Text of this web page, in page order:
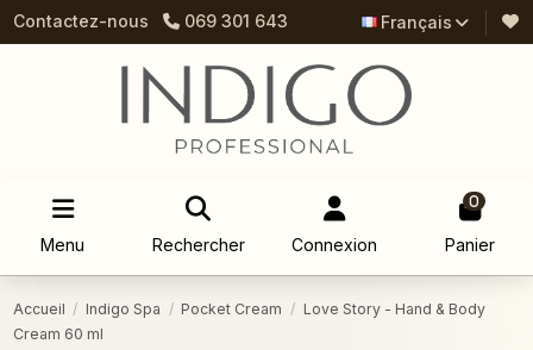
Contactez-nous 069 301 643 Français
Menu Rechercher Connexion
0
Panier
Accueil Indigo Spa Pocket Cream
Love Story - Hand & Body
Cream 60 ml